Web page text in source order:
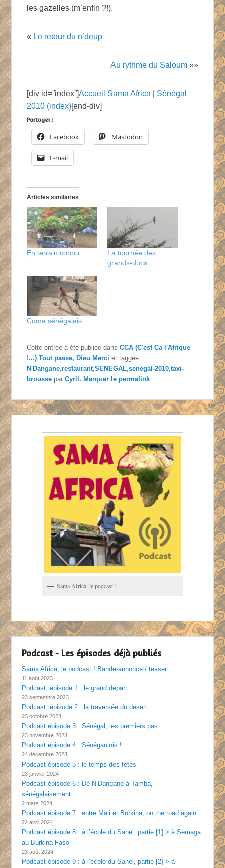
les gazelles (m’enfin ?!).
« Le retour du n’deup
Au rythme du Saloum»»
[div id=”index”]Accueil Sama Africa
Sénégal
2010 (index)[end-div]
Partager :
Facebook Mastodon
E-mail
Articles similaires
En terrain connu…
La tournée des
grands-ducs
Coma sénégalais
Cette entrée a été publiée dansCCA (C'est Ça l'Afrique
!...),Tout passe, Dieu Merci et taggée
N'Dangane,restaurant,SENEGAL,senegal-2010,taxi-
brousse parCyril. Marquer lepermalink.
Sama Africa, le podcast !
Podcast - Les épisodes déjà publiés
Sama Africa, le podcast ! Bande-annonce / teaser
11 août 2023
Podcast, épisode 1 : le grand départ
23 septembre 2023
Podcast, épisode 2 : la traversée du désert
23 octobre 2023
Podcast épisode 3 : Sénégal, les premiers pas
23 novembre 2023
Podcast épisode 4 : Sénégaulois !
24 décembre 2023
Podcast épisode 5 : le temps des fêtes
23 janvier 2024
Podcast épisode 6 : De N’Dangane à Tamba,
sénégalaisement
2 mars 2024
Podcast épisode 7 : entre Mali et Burkina, on the road again
22 avril 2024
Podcast épisode 8 : à l’école du Sahel, partie [1] > à Semaga,
au Burkina Faso
23 août 2024
Podcast épisode 9 : à l’école du Sahel, partie [2] > à